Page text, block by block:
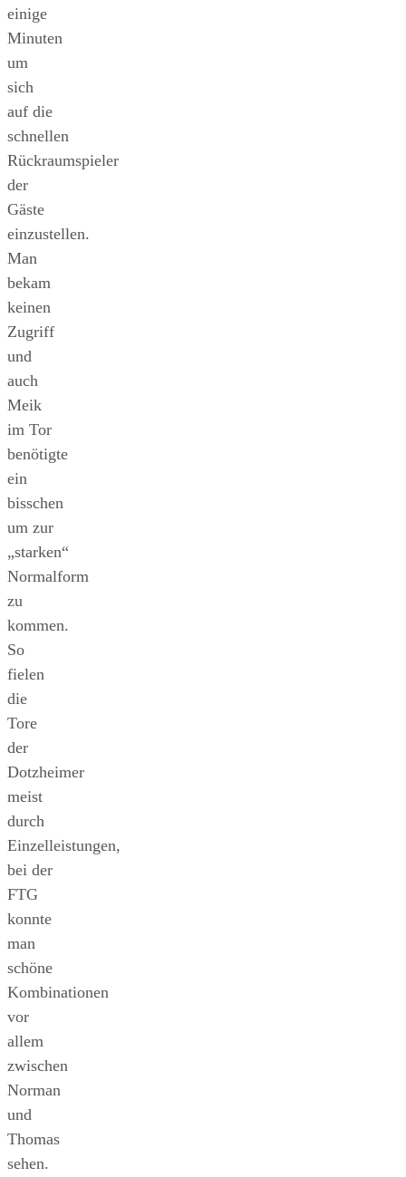
einige
Minuten
um
sich
auf die
schnellen
Rückraumspieler
der
Gäste
einzustellen.
Man
bekam
keinen
Zugriff
und
auch
Meik
im Tor
benötigte
ein
bisschen
um zur
„starken“
Normalform
zu
kommen.
So
fielen
die
Tore
der
Dotzheimer
meist
durch
Einzelleistungen,
bei der
FTG
konnte
man
schöne
Kombinationen
vor
allem
zwischen
Norman
und
Thomas
sehen.